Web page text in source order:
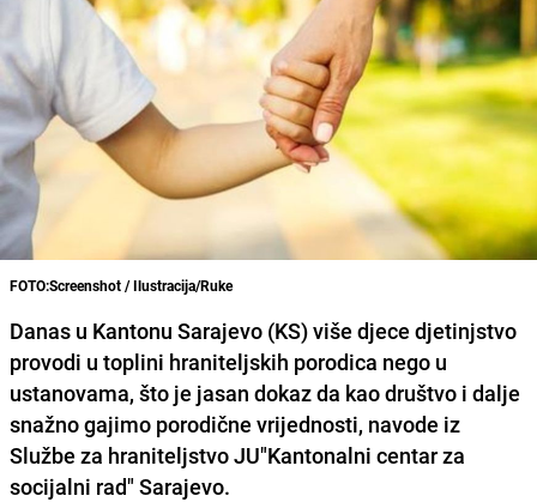
FOTO:Screenshot / Ilustracija/Ruke
Danas u Kantonu Sarajevo (KS) više djece djetinjstvo
provodi u toplini hraniteljskih porodica nego u
ustanovama, što je jasan dokaz da kao društvo i dalje
snažno gajimo porodične vrijednosti, navode iz
Službe za hraniteljstvo JU"Kantonalni centar za
socijalni rad" Sarajevo.